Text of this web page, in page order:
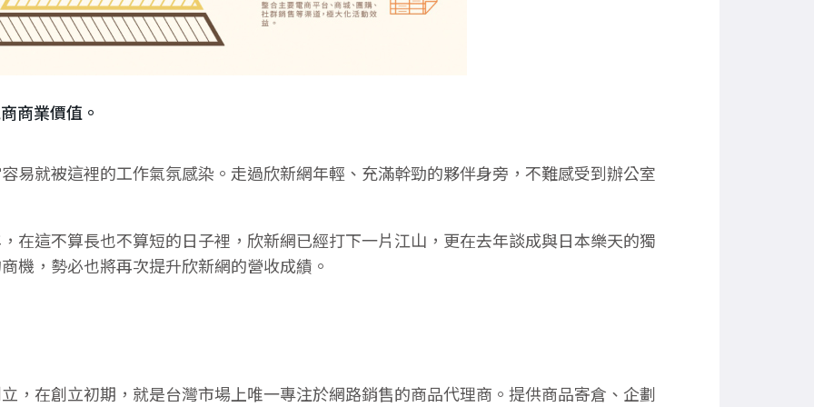
商業價值。
易就被這裡的工作氣氛感染。走過欣新網年輕、充滿幹勁的夥伴身旁，不難感受到辦公室
在這不算長也不算短的日子裡，欣新網已經打下一片江山，更在去年談成與日本樂天的獨
機，勢必也將再次提升欣新網的營收成績。
，在創立初期，就是台灣市場上唯一專注於網路銷售的商品代理商。提供商品寄倉、企劃